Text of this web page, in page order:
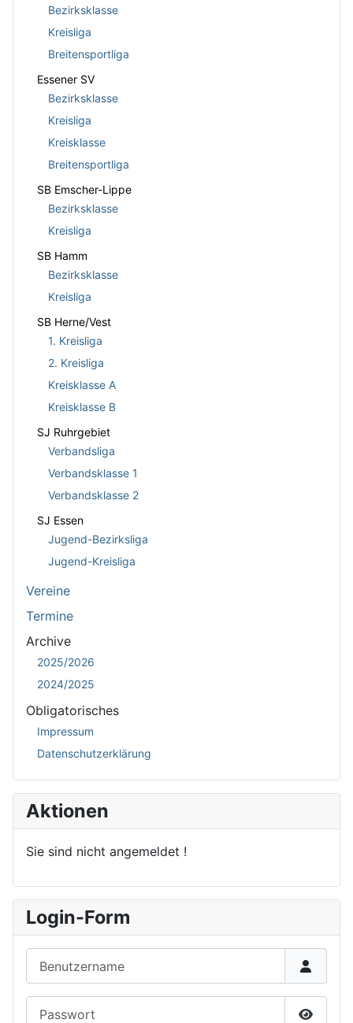
Bezirksklasse
Kreisliga
Breitensportliga
Essener SV
Bezirksklasse
Kreisliga
Kreisklasse
Breitensportliga
SB Emscher-Lippe
Bezirksklasse
Kreisliga
SB Hamm
Bezirksklasse
Kreisliga
SB Herne/Vest
1. Kreisliga
2. Kreisliga
Kreisklasse A
Kreisklasse B
SJ Ruhrgebiet
Verbandsliga
Verbandsklasse 1
Verbandsklasse 2
SJ Essen
Jugend-Bezirksliga
Jugend-Kreisliga
Vereine
Termine
Archive
2025/2026
2024/2025
Obligatorisches
Impressum
Datenschutzerklärung
Aktionen
Sie sind nicht angemeldet !
Login-Form